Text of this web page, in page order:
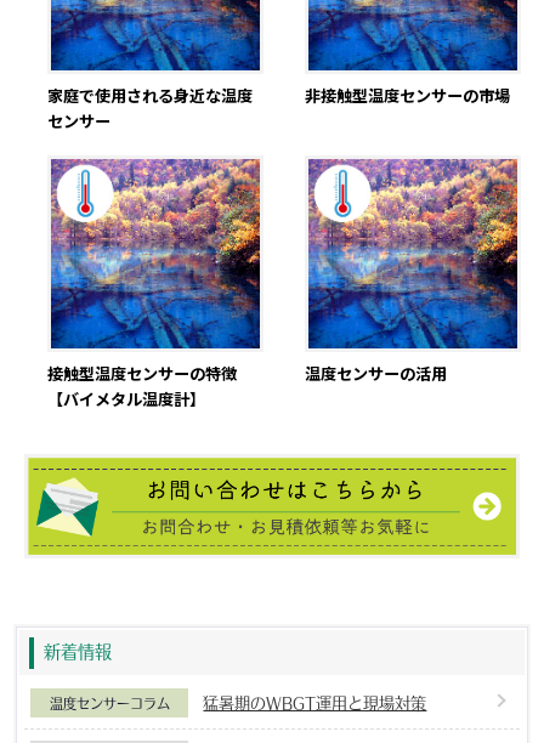
家庭で使用される身近な温度
センサー
非接触型温度センサーの市場
接触型温度センサーの特徴
【バイメタル温度計】
温度センサーの活用
新着情報
温度センサーコラム 猛暑期のWBGT運用と現場対策